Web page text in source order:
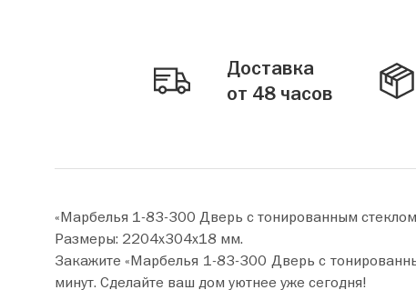
Доставка
от 48 часов
«Марбелья 1-83-300 Дверь с тонированным
Размеры: 2204х304х18 мм.
Закажите «Марбелья 1-83-300 Дверь с тонированным стеклом» прямо сейчас по
минут. Сделайте ваш дом уютнее уже сегодня!